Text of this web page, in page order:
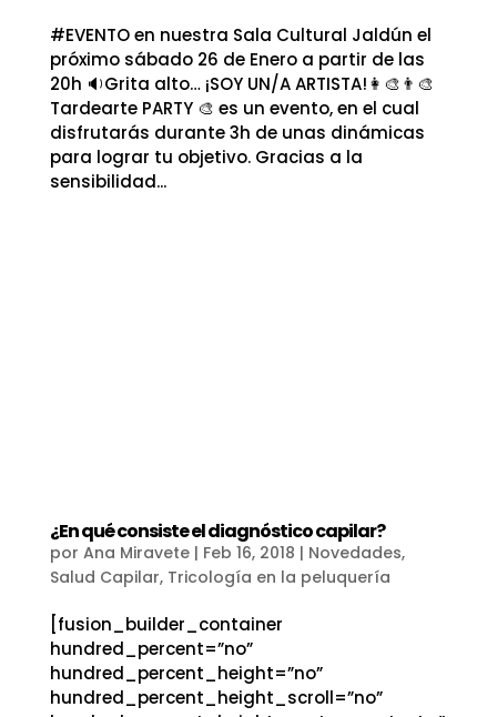
#EVENTO en nuestra Sala Cultural Jaldún el
próximo sábado 26 de Enero a partir de las
20h 🔉Grita alto… ¡SOY UN/A ARTISTA!👩‍🎨👨‍🎨
Tardearte PARTY 🎨 es un evento, en el cual
disfrutarás durante 3h de unas dinámicas
para lograr tu objetivo. Gracias a la
sensibilidad...
¿En qué consiste el diagnóstico capilar?
por Ana Miravete| Feb 16, 2018 | Novedades,
Salud Capilar, Tricología en la peluquería
[fusion_builder_container
hundred_percent=”no”
hundred_percent_height=”no”
hundred_percent_height_scroll=”no”